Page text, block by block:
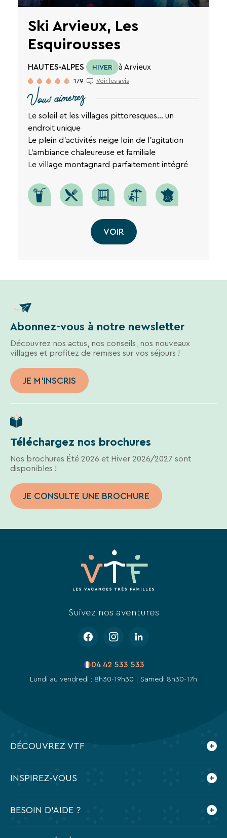
Ski Arvieux, Les
Esquirousses
HAUTES-ALPES HIVER à Arvieux
179 Voir les avis
Vous aimerez
Le soleil et les villages pittoresques… un
endroit unique
Le plein d'activités neige loin de l'agitation
L'ambiance chaleureuse et familiale
Le village montagnard parfaitement intégré
VOIR
Abonnez-vous à notre newsletter
Découvrez nos actus, nos conseils, nos nouveaux
villages et profitez de remises sur vos séjours !
JE M'INSCRIS
Téléchargez nos brochures
Nos brochures Été 2026 et Hiver 2026/2027 sont
disponibles !
JE CONSULTE UNE BROCHURE
Suivez nos aventures
04 42 533 533
Lundi au vendredi : 8h30-19h30 | Samedi 8h30-17h
DÉCOUVREZ VTF
INSPIREZ-VOUS
BESOIN D'AIDE ?